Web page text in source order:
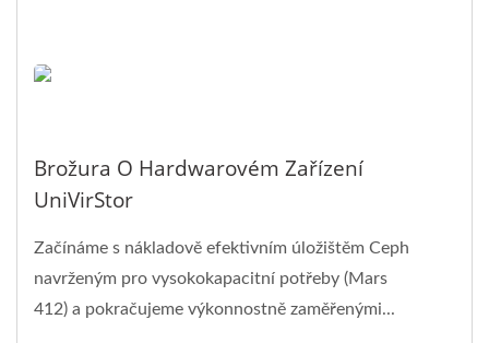
Brožura O Hardwarovém Zařízení
UniVirStor
Začínáme s nákladově efektivním úložištěm Ceph
navrženým pro vysokokapacitní potřeby (Mars
412) a pokračujeme výkonnostně zaměřenými...